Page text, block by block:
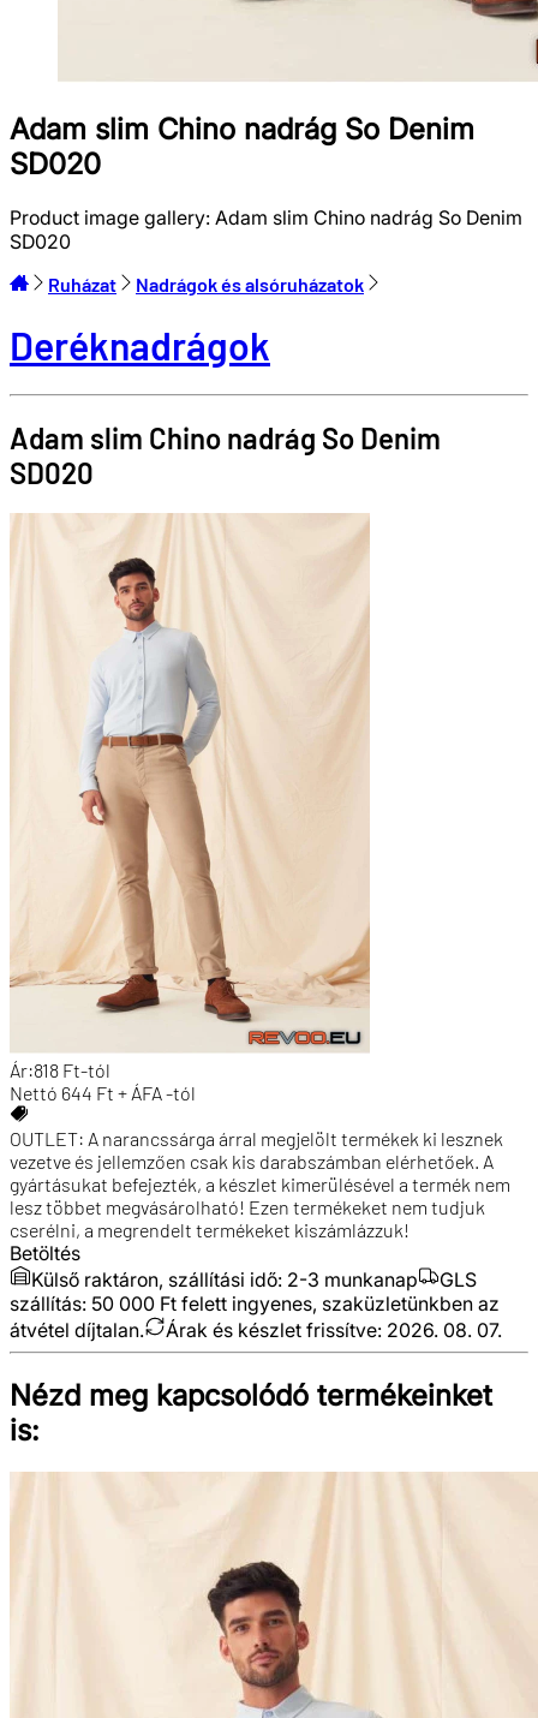
Adam slim Chino nadrág So Denim
SD020
Product image gallery: Adam slim Chino nadrág So Denim
SD020
Ruházat Nadrágok és alsóruházatok
Deréknadrágok
Adam slim Chino nadrág So Denim
SD020
Ár:818 Ft-tól
Nettó 644 Ft + ÁFA-tól
OUTLET: A narancssárga árral megjelölt termékek ki lesznek
vezetve és jellemzően csak kis darabszámban elérhetőek. A
gyártásukat befejezték, a készlet kimerülésével a termék nem
lesz többet megvásárolható! Ezen termékeket nem tudjuk
cserélni, a megrendelt termékeket kiszámlázzuk!
Betöltés
Külső raktáron, szállítási idő: 2-3 munkanap
GLS
szállítás: 50 000 Ft felett ingyenes, szaküzletünkben az
átvétel díjtalan.
Árak és készlet frissítve: 2026. 08. 07.
Nézd meg kapcsolódó termékeinket
is: